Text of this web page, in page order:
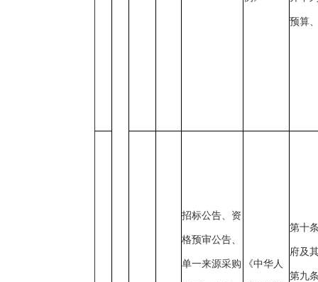
预算
招标公告、资
格预审公告、
单一来源采购 《中华人
第十
府及
第九